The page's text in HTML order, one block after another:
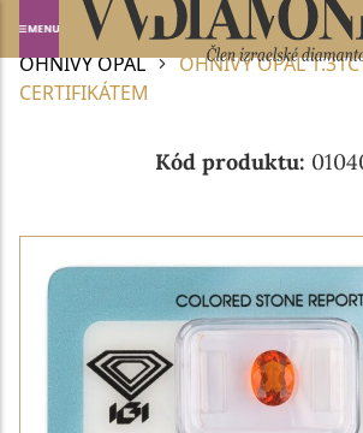
Domů
DRAHOKAMY A
OHNIVÝ OPÁL
OHNIVÝ OPÁL
CERTIFIKÁTEM
Kód produktu: